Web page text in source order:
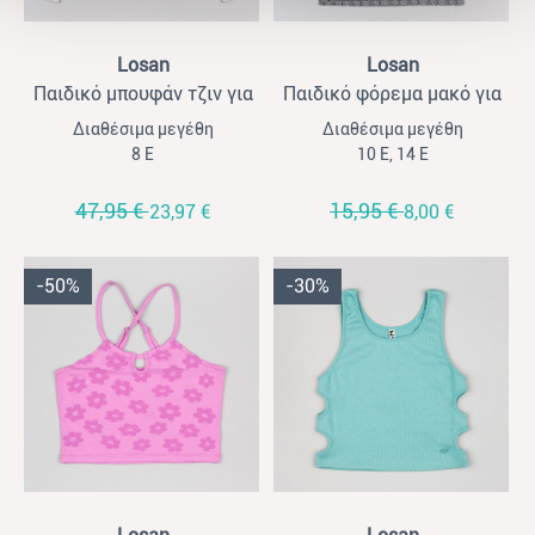
Losan
Παιδικό μπουφάν τζιν για
κορίτσια Losan ανοιχτό
γκρι
Διαθέσιμα μεγέθη
8 Ε
47,95 €23,97 €
Losan
Παιδικό φόρεμα μακό για
κορίτσια Losan με μοτίβο
μαύρο
Διαθέσιμα μεγέθη
10 Ε, 14 Ε
15,95 €8,00 €
-50% -30%